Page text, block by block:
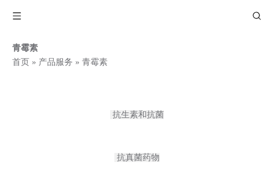
青霉素
首页 » 产品服务 » 青霉素
抗生素和抗菌
抗真菌药物